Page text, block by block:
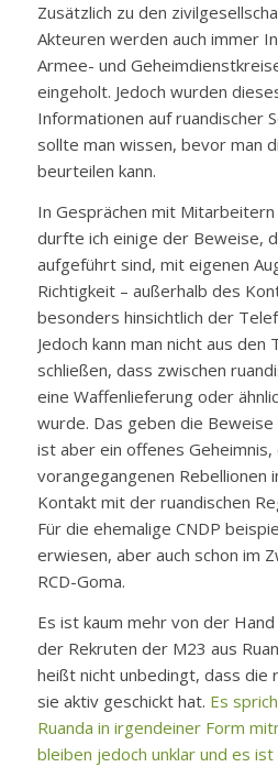
Zusätzlich zu den
Akteuren werden auch immer
Armee- und
eingeholt. Jedoch wurden
Informationen auf ruandischer
sollte man wissen, bevor man
beurteilen kann.
In Gesprächen mit
durfte ich einige der Beweise,
aufgeführt sind, mit eigenen
Richtigkeit – außerhalb des
besonders hinsichtlich der
Jedoch kann man nicht aus
schließen, dass zwischen
eine Waffenlieferung oder
wurde. Das geben die
ist aber ein offenes Geheimnis,
vorangegangenen Rebellionen
Kontakt mit der ruandischen
Für die ehemalige CNDP
erwiesen, aber auch schon im
RCD-Goma.
Es ist kaum mehr von der
der Rekruten der M23 aus
heißt nicht unbedingt, dass die
sie aktiv geschickt hat. Es
Ruanda in irgendeiner Form
bleiben jedoch unklar und es